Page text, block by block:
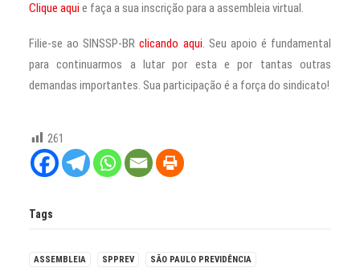
Clique aqui e faça a sua inscrição para a assembleia virtual.
Filie-se ao SINSSP-BRclicando aqui. Seu apoio é fundamental
para continuarmos a lutar por esta e por tantas outras
demandas importantes. Sua participação é a força do sindicato!
261
Tags
ASSEMBLEIA SPPREV SÃO PAULO PREVIDÊNCIA